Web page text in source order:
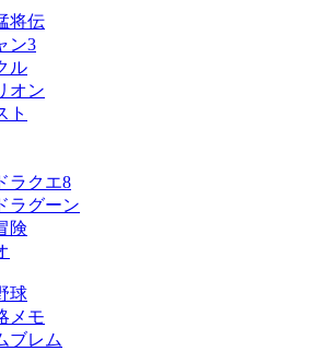
将伝
ン3
ル
オン
ト
ラクエ8
ラグーン
険
球
メモ
ブレム